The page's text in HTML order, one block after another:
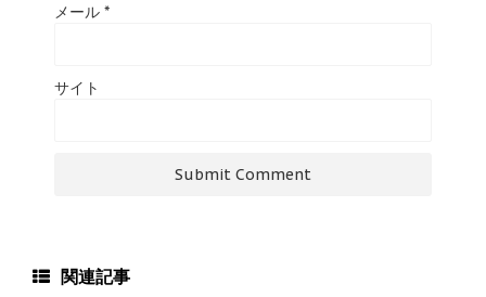
メール *
サイト
関連記事